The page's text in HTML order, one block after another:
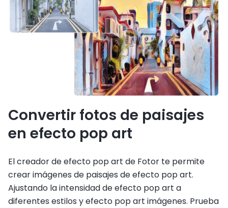
Convertir fotos de paisajes
en efecto pop art
El creador de efecto pop art de Fotor te permite
crear imágenes de paisajes de efecto pop art.
Ajustando la intensidad de efecto pop art a
diferentes estilos y efecto pop art imágenes. Prueba